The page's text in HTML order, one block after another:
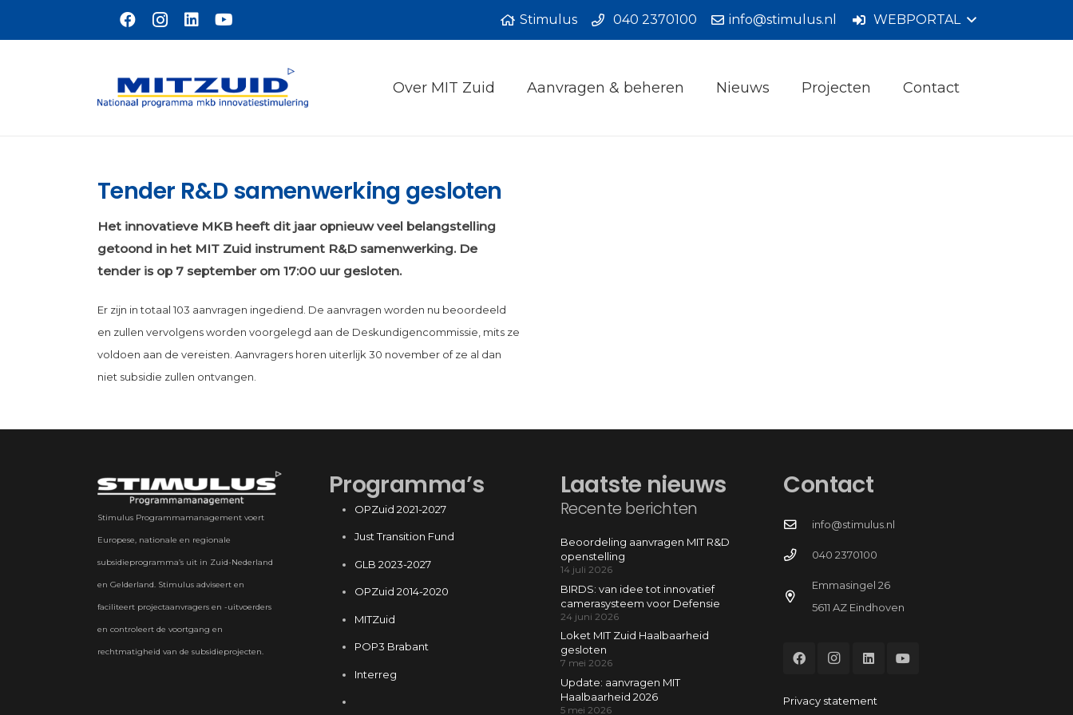
Stimulus 040 2370100 info@stimulus.nl WEBPORTAL
Over MIT Zuid Aanvragen & beheren Nieuws Projecten Contact
Tender R&D samenwerking gesloten
Het innovatieve MKB heeft dit jaar opnieuw veel belangstelling
getoond in het MIT Zuid instrument R&D samenwerking. De
tender is op 7 september om 17:00 uur gesloten.
Er zijn in totaal 103 aanvragen ingediend. De aanvragen worden nu beoordeeld
en zullen vervolgens worden voorgelegd aan de Deskundigencommissie, mits ze
voldoen aan de vereisten. Aanvragers horen uiterlijk 30 november of ze al dan
niet subsidie zullen ontvangen.
Stimulus Programmamanagement voert
Europese, nationale en regionale
subsidieprogramma’s uit in Zuid-Nederland
en Gelderland. Stimulus adviseert en
faciliteert projectaanvragers en -uitvoerders
en controleert de voortgang en
rechtmatigheid van de subsidieprojecten.
Programma’s
OPZuid 2021-2027
Just Transition Fund
GLB 2023-2027
OPZuid 2014-2020
MITZuid
POP3 Brabant
Interreg
Laatste nieuws
Recente berichten
Beoordeling aanvragen MIT R&D
openstelling
14 juli 2026
BIRDS: van idee tot innovatief
camerasysteem voor Defensie
24 juni 2026
Loket MIT Zuid Haalbaarheid
gesloten
7 mei 2026
Update: aanvragen MIT
Haalbaarheid 2026
5 mei 2026
Contact
info@stimulus.nl
040 2370100
Emmasingel 26
5611 AZ Eindhoven
Privacy statement